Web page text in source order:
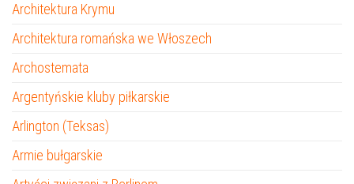
Architektura Krymu
Architektura romańska we Włoszech
Archostemata
Argentyńskie kluby piłkarskie
Arlington (Teksas)
Armie bułgarskie